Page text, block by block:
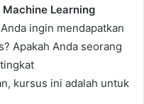
Learning
ingin mendapatkan
Apakah Anda seorang
kursus ini adalah untuk